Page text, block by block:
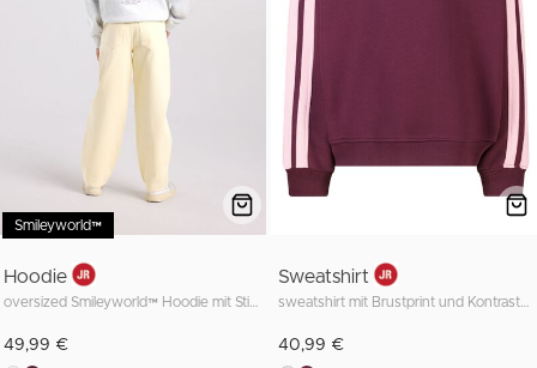
Smileyworld™
Hoodie
49,99 €
Sweatshirt
40,99 €